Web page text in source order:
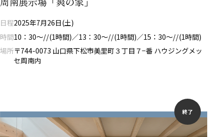
日程2025年7月26日(土)
時間10：30～//(1時間)／13：30～//(1時間)／15：30～//(1時間)
場所〒744-0073 山口県下松市美里町３丁目７−番 ハウジングメッ
セ周南内
終了